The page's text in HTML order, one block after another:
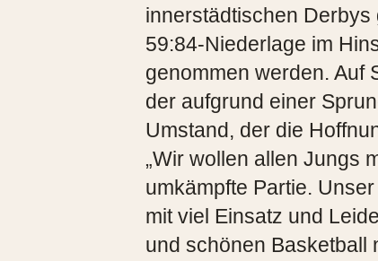
innerstädtischen
59:84-Niederlage im
genommen werden. Auf
der aufgrund einer
Umstand, der die
„Wir wollen allen Jungs
umkämpfte Partie.
mit viel Einsatz und
und schönen Basketball